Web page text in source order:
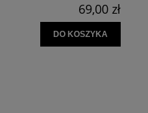
69,00 zł
DO KOSZYKA